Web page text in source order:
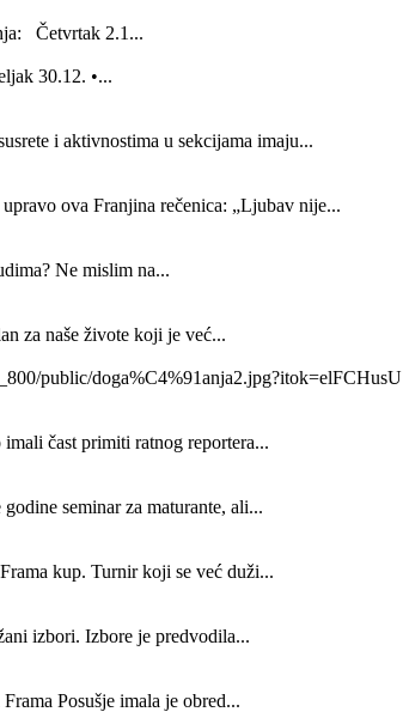
Četvrtak 2.1...
30.12. •...
i aktivnostima u sekcijama imaju...
ova Franjina rečenica: „Ljubav nije...
Ne mislim na...
za naše živote koji je već...
public/doga%C4%91anja2.jpg?itok=elFCHusU
čast primiti ratnog reportera...
seminar za maturante, ali...
kup. Turnir koji se već duži...
izbori. Izbore je predvodila...
Posušje imala je obred...